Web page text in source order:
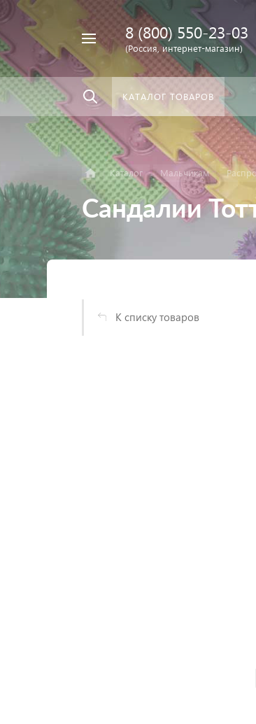
вездеНайти
8 (800) 550-23-03
(Россия, интернет-магазин)
КАТАЛОГ ТОВАРОВ
Каталог Мальчикам
Сандалии
К списку товаров